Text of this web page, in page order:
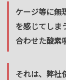
ケージ等に無
を感じてしま
合わせた酸素
それは、弊社